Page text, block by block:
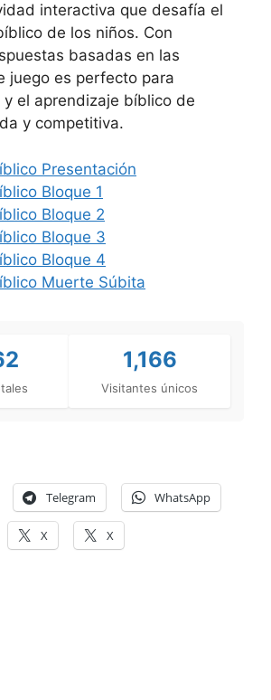
interactiva que desafía el
de los niños. Con
basadas en las
juego es perfecto para
el aprendizaje bíblico de
y competitiva.
Presentación
Bloque 1
Bloque 2
Bloque 3
Bloque 4
Muerte Súbita
1,166
Visitantes únicos
Telegram WhatsApp
X X